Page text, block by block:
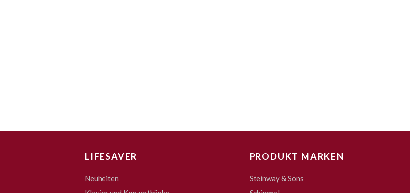
LIFESAVER
Neuheiten
PRODUKT MARKEN
Steinway & Sons